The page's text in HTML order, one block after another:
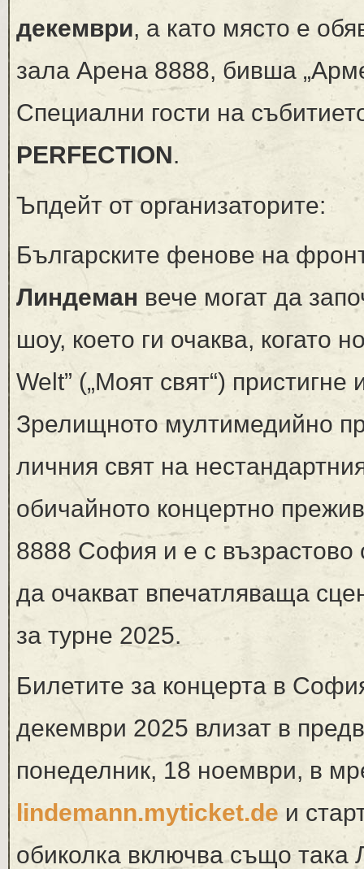
декември, а като място е
зала Арена 8888, бивша
Специални гости на
PERFECTION.
Ъпдейт от организаторите:
Българските фенове на
Линдеман вече могат да
шоу, което ги очаква, когато
Welt” („Моят свят“)
Зрелищното мултимедийно
личния свят на
обичайното концертно
8888 София и е с възрастово
да очакват впечатляваща
за турне 2025.
Билетите за концерта в
декември 2025 влизат в
понеделник, 18 ноември, в
lindemann.myticket.de и
обиколка включва също така